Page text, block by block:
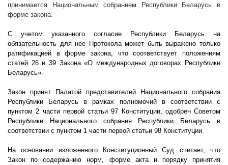
принимается Национальным собранием Республики Беларусь в
форме закона.
С учетом указанного согласие Республики Беларусь на
обязательность для нее Протокола может быть выражено только
ратификацией в форме закона, что соответствует положениям
статей 26 и 39 Закона «О международных договорах Республики
Беларусь».
Закон принят Палатой представителей Национального собрания
Республики Беларусь в рамках полномочий в соответствии с
пунктом 2 части первой статьи 97 Конституции, одобрен Советом
Республики Национального собрания Республики Беларусь в
соответствии с пунктом 1 части первой статьи 98 Конституции.
На основании изложенного Конституционный Суд считает, что
Закон по содержанию норм, форме акта и порядку принятия